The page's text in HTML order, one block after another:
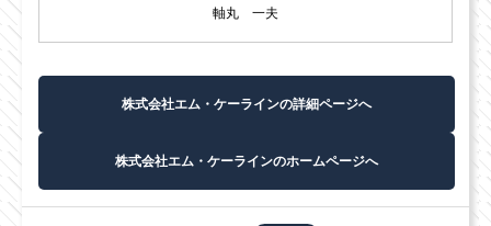
軸丸 一夫
株式会社エム・ケーラインの詳細ページへ
株式会社エム・ケーラインのホームページへ